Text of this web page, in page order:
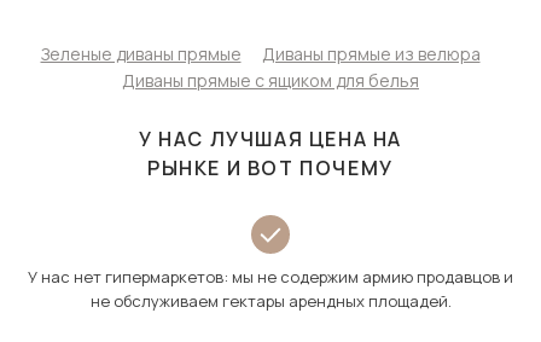
Зеленые диваны прямые
Диваны прямые из велюра
Диваны прямые с ящиком для белья
У НАС ЛУЧШАЯ ЦЕНА НА
РЫНКЕ И ВОТ ПОЧЕМУ
У нас нет гипермаркетов: мы не содержим армию продавцов и
не обслуживаем гектары арендных площадей.